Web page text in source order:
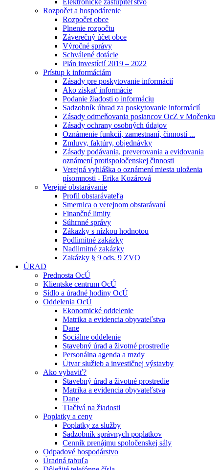
Elektronické zastupiteľstvo
Rozpočet a hospodárenie
Rozpočet obce
Plnenie rozpočtu
Záverečný účet obce
Výročné správy
Schválené dotácie
Plán investícií 2019 – 2022
Prístup k informáciám
Zásady pre poskytovanie informácií
Ako získať informácie
Podanie žiadosti o informáciu
Sadzobník úhrad za poskytovanie informácií
Zásady odmeňovania poslancov OcZ v Močenku
Zásady ochrany osobných údajov
Oznámenie funkcií, zamestnaní, činností ...
Zmluvy, faktúry, objednávky
Zásady podávania, preverovania a evidovania
oznámení protispoločenskej činnosti
Verejná vyhláška o oznámení miesta uloženia
písomnosti - Erika Kozárová
Verejné obstarávanie
Profil obstarávateľa
Smernica o verejnom obstarávaní
Finančné limity
Súhrnné správy
Zákazky s nízkou hodnotou
Podlimitné zakázky
Nadlimitné zakázky
Zakázky § 9 ods. 9 ZVO
ÚRAD
Prednosta OcÚ
Klientske centrum OcÚ
Sídlo a úradné hodiny OcÚ
Oddelenia OcÚ
Ekonomické oddelenie
Matrika a evidencia obyvateľstva
Dane
Sociálne oddelenie
Stavebný úrad a životné prostredie
Personálna agenda a mzdy
Útvar služieb a investičnej výstavby
Ako vybaviť?
Stavebný úrad a životné prostredie
Matrika a evidencia obyvateľstva
Dane
Tlačivá na žiadosti
Poplatky a ceny
Poplatky za služby
Sadzobník správnych poplatkov
Cenník prenájmu spoločenskej sály
Odpadové hospodárstvo
Úradná tabuľa